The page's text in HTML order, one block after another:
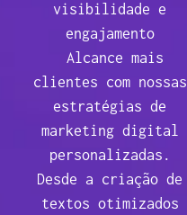
visibilidade e
engajamento
Alcance mais
clientes com nossas
estratégias de
marketing digital
personalizadas.
Desde a criação de
textos otimizados